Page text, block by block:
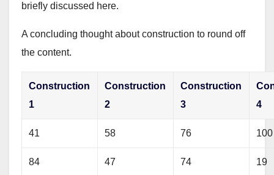
briefly discussed here.
A concluding thought about construction to round off
the content.
Construction
1
Construction
2
Construction
3
4
41 58 76 100
84 47 74 19